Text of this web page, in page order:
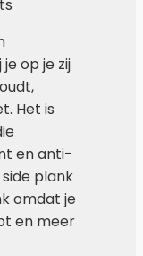
op je zij
Het is
en anti-
plank
omdat je
en meer